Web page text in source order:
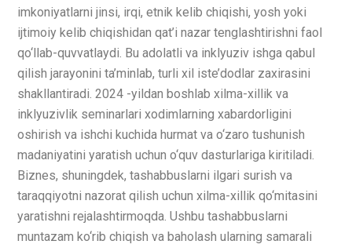
imkoniyatlarni jinsi, irqi, etnik kelib chiqishi, yosh yoki
ijtimoiy kelib chiqishidan qat’i nazar tenglashtirishni faol
qo‘llab-quvvatlaydi. Bu adolatli va inklyuziv ishga qabul
qilish jarayonini ta’minlab, turli xil iste’dodlar zaxirasini
shakllantiradi. 2024 -yildan boshlab xilma-xillik va
inklyuzivlik seminarlari xodimlarning xabardorligini
oshirish va ishchi kuchida hurmat va o‘zaro tushunish
madaniyatini yaratish uchun o‘quv dasturlariga kiritiladi.
Biznes, shuningdek, tashabbuslarni ilgari surish va
taraqqiyotni nazorat qilish uchun xilma-xillik qo‘mitasini
yaratishni rejalashtirmoqda. Ushbu tashabbuslarni
muntazam ko‘rib chiqish va baholash ularning samarali